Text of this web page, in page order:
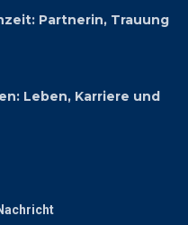
Partnerin, Trauung
Leben, Karriere und